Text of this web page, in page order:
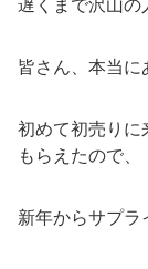
遅くまで沢山の
皆さん、本当に
初めて初売りに
もらえたので、
新年からサプラ